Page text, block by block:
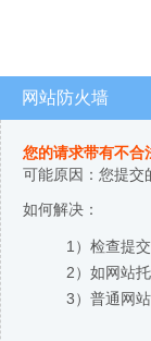
网站防火墙
您的请求带有不合
可能原因：您提交
如何解决：
1）检查提交
2）如网站
3）普通网